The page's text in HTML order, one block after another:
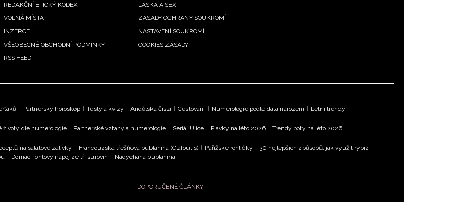
REDAKČNÍ ETICKÝ KODEX
VOLNÁ MÍSTA
INZERCE
VŠEOBECNÉ OBCHODNÍ PODMÍNKY
RSS FEED
LÁSKA A SEX
ZÁSADY OCHRANY SOUKROMÍ
NASTAVENÍ SOUKROMÍ
COOKIES ZÁSADY
Partnerský horoskop Testy a kvízy Andělská čísla Cestování Numerologie podle data narození Letní trendy
životy dle numerologie Partnerské vztahy a numerologie Seriál Ulice Plavky na léto 2026 Trendy boty na léto 2026
na salátové zálivky Francouzská třešňová bublanina (Clafoutis) Pařížské rohlíčky 30 nejlepších způsobů, jak využít rybíz
Domácí iontový nápoj ze tří surovin Nadýchaná bublanina
DOPORUČENÉ ČLÁNKY